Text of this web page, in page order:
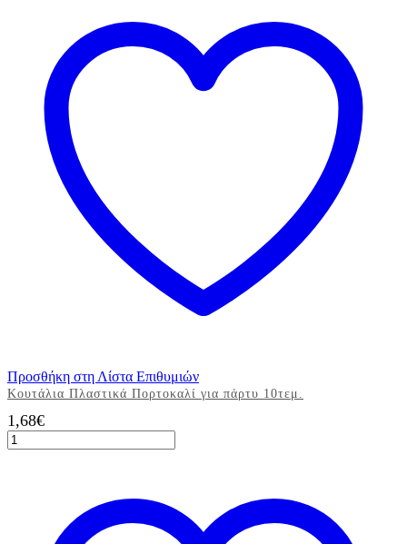
Προσθήκη στη Λίστα Επιθυμιών
Κουτάλια Πλαστικά Πορτοκαλί για πάρτυ 10τεμ.
1,68€
Κουτάλια
Πλαστικά
ποσότητα